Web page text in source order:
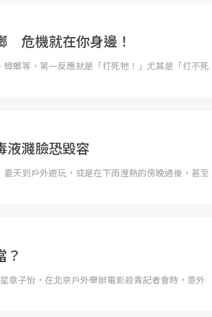
危機就在你身邊！
螂等，第一反應就是「打死牠！」尤其是「打不死
濺臉恐毀容
夏天到戶外遊玩，或是在下雨溼熱的傍晚過後，甚至
？
章子怡，在北京戶外舉辦電影殺青記者會時，意外